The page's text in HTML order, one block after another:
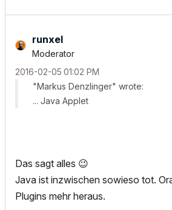
runxel
Moderator
‎2016-02-05 01:02 PM
"Markus Denzlinger" wrote:
... Java Applet
Das sagt alles 😉
Java ist inzwischen sowieso tot.
Plugins mehr heraus.